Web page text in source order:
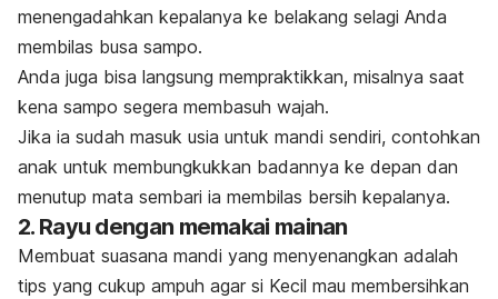
menengadahkan kepalanya ke belakang selagi Anda
membilas busa sampo.
Anda juga bisa langsung mempraktikkan, misalnya saat
kena sampo segera membasuh wajah.
Jika ia sudah masuk usia untuk mandi sendiri, contohkan
anak untuk membungkukkan badannya ke depan dan
menutup mata sembari ia membilas bersih kepalanya.
2. Rayu dengan memakai mainan
Membuat suasana mandi yang menyenangkan adalah
tips yang cukup ampuh agar si Kecil mau membersihkan